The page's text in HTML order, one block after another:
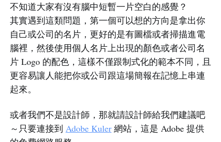
不知道大家有沒有腦中短暫一片空白的感覺？
其實遇到這類問題，第一個可以想的方向是拿出你
自己或公司的名片，更好的是有圖檔或者掃描進電
腦裡，然後使用個人名片上出現的顏色或者公司名
片 Logo 的配色，這樣不僅跟制式化的範本不同，且
更容易讓人能把你或公司跟這場簡報在記憶上串連
起來。
或者我們不是設計師，那就請設計師給我們建議吧
～只要連接到 Adobe Kuler 網站，這是 Adobe 提供